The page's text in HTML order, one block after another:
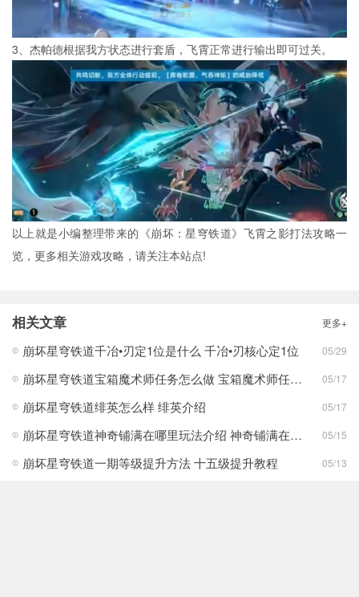
3、杰帕德根据我方状态进行套盾，飞霄正常进行输出即可过关。
以上就是小编整理带来的《崩坏：星穹铁道》飞霄之影打法攻略一
览，更多相关游戏攻略，请关注本站点!
相关文章 更多+
崩坏星穹铁道千冶•刃定1位是什么 千冶•刃核心定1位 05/29
崩坏星穹铁道宝箱魔术师任务怎么做 宝箱魔术师任务完成步骤一览 05/17
崩坏星穹铁道绯英怎么样 绯英介绍 05/17
崩坏星穹铁道神奇铺满在哪里玩法介绍 神奇铺满在哪里活动一览 05/15
崩坏星穹铁道一期等级提升方法 十五级提升教程 05/13